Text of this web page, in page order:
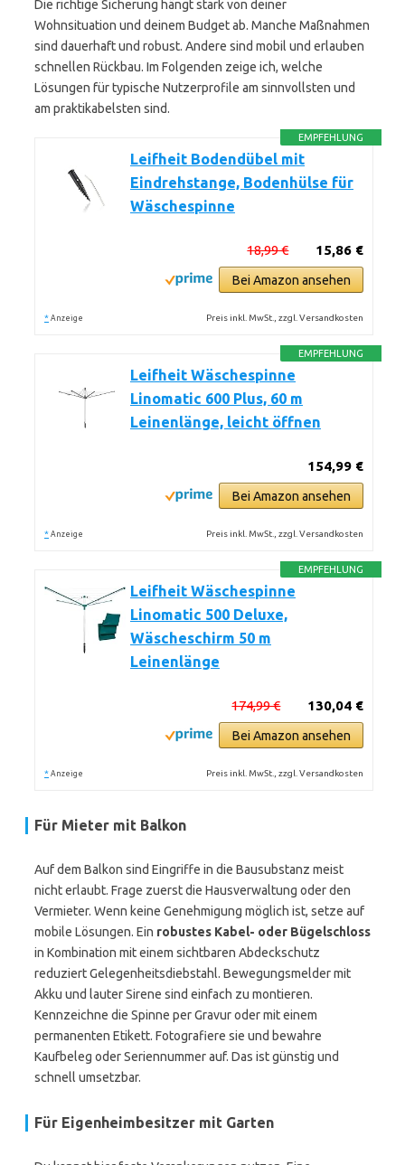
Die richtige Sicherung hängt stark von deiner
Wohnsituation und deinem Budget ab. Manche Maßnahmen
sind dauerhaft und robust. Andere sind mobil und erlauben
schnellen Rückbau. Im Folgenden zeige ich, welche
Lösungen für typische Nutzerprofile am sinnvollsten und
am praktikabelsten sind.
EMPFEHLUNG
Leifheit Bodendübel mit
Eindrehstange, Bodenhülse für
Wäschespinne
15,86 €
18,99 €
Bei Amazon ansehen
* Anzeige Preis inkl. MwSt., zzgl. Versandkosten
EMPFEHLUNG
Leifheit Wäschespinne
Linomatic 600 Plus, 60 m
Leinenlänge, leicht öffnen
154,99 €
Bei Amazon ansehen
* Anzeige Preis inkl. MwSt., zzgl. Versandkosten
EMPFEHLUNG
Leifheit Wäschespinne
Linomatic 500 Deluxe,
Wäscheschirm 50 m
Leinenlänge
130,04 €
174,99 €
Bei Amazon ansehen
* Anzeige Preis inkl. MwSt., zzgl. Versandkosten
Für Mieter mit Balkon
Auf dem Balkon sind Eingriffe in die Bausubstanz meist
nicht erlaubt. Frage zuerst die Hausverwaltung oder den
Vermieter. Wenn keine Genehmigung möglich ist, setze auf
mobile Lösungen. Ein robustes Kabel- oder Bügelschloss
in Kombination mit einem sichtbaren Abdeckschutz
reduziert Gelegenheitsdiebstahl. Bewegungsmelder mit
Akku und lauter Sirene sind einfach zu montieren.
Kennzeichne die Spinne per Gravur oder mit einem
permanenten Etikett. Fotografiere sie und bewahre
Kaufbeleg oder Seriennummer auf. Das ist günstig und
schnell umsetzbar.
Für Eigenheimbesitzer mit Garten